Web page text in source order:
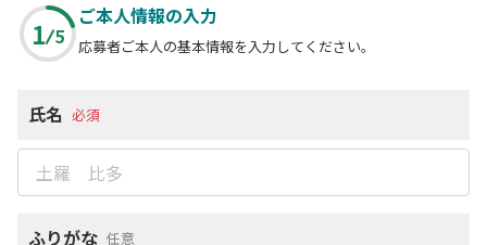
1 5
ご本人情報の入力
応募者ご本人の基本情報を入力してください。
氏名 必須
ふりがな 任意